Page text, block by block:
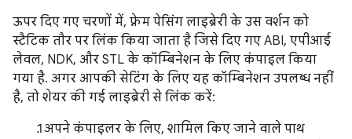
ऊपर दिए गए चरणों में, फ़्रेम पेसिंग लाइब्रेरी के उस वर्शन को
स्टैटिक तौर पर लिंक किया जाता है जिसे दिए गए ABI, एपीआई
लेवल, NDK, और STL के कॉम्बिनेशन के लिए कंपाइल किया
गया है. अगर आपकी सेटिंग के लिए यह कॉम्बिनेशन उपलब्ध नहीं
है, तो शेयर की गई लाइब्रेरी से लिंक करें:
अपने कंपाइलर के लिए, शामिल किए जाने वाले पाथ